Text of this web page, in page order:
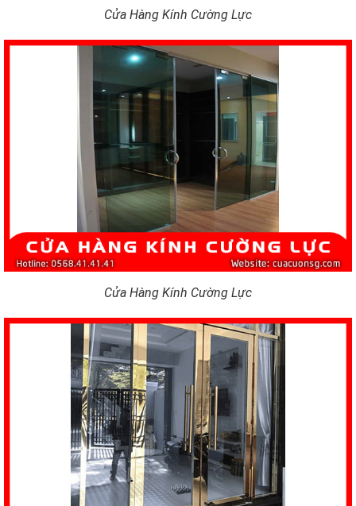
Cửa Hàng Kính Cường Lực
Cửa Hàng Kính Cường Lực